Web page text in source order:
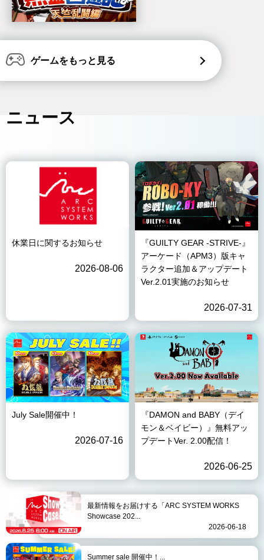
ゲームをもっと見る
ニュース
休業日に関するお知らせ
2026-08-06
『GUILTY GEAR -STRIVE-』
アーケード（APM3）版キャ
ラクター追加＆アップデート
Ver.2.01実施のお知らせ
2026-07-31
July Sale開催中！
2026-07-16
『DAMON and BABY（デイ
モン＆ベイビー）』無料アッ
プデートVer. 2.00配信！
2026-06-25
最新情報をお届けする「ARC SYSTEM WORKS
Showcase 202...
2026-06-18
Summer sale 開催中！...